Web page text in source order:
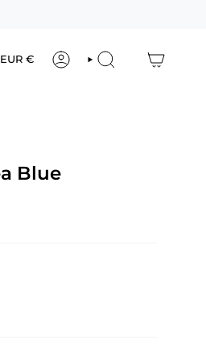
Währung
EUR € ACCOUNTSUCHEN
Blue